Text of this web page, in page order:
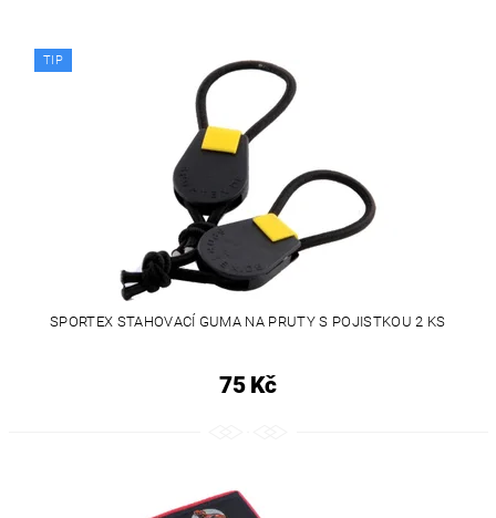
TIP
SPORTEX STAHOVACÍ GUMA NA PRUTY S POJISTKOU 2 KS
75 Kč